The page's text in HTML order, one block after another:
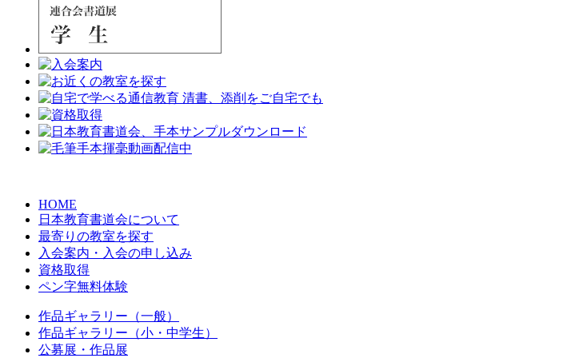
HOME
日本教育書道会について
最寄りの教室を探す
入会案内・入会の申し込み
資格取得
ペン字無料体験
作品ギャラリー（一般）
作品ギャラリー（小・中学生）
公募展・作品展